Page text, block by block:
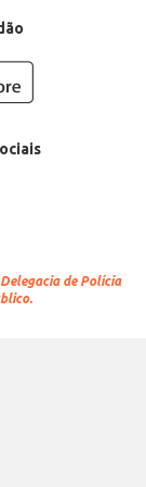
de Polícia